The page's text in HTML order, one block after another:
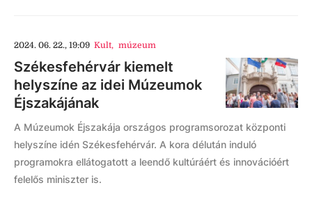
2024. 06. 22., 19:09 Kult, múzeum
Székesfehérvár kiemelt
helyszíne az idei Múzeumok
Éjszakájának
A Múzeumok Éjszakája országos programsorozat központi
helyszíne idén Székesfehérvár. A kora délután induló
programokra ellátogatott a leendő kultúráért és innovációért
felelős miniszter is.